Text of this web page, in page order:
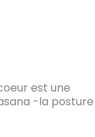
est une
-la posture